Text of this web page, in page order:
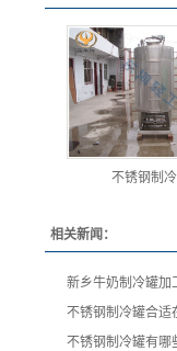
不锈钢制
相关新闻：
新乡牛奶制冷罐加
不锈钢制冷罐合适
不锈钢制冷罐有哪